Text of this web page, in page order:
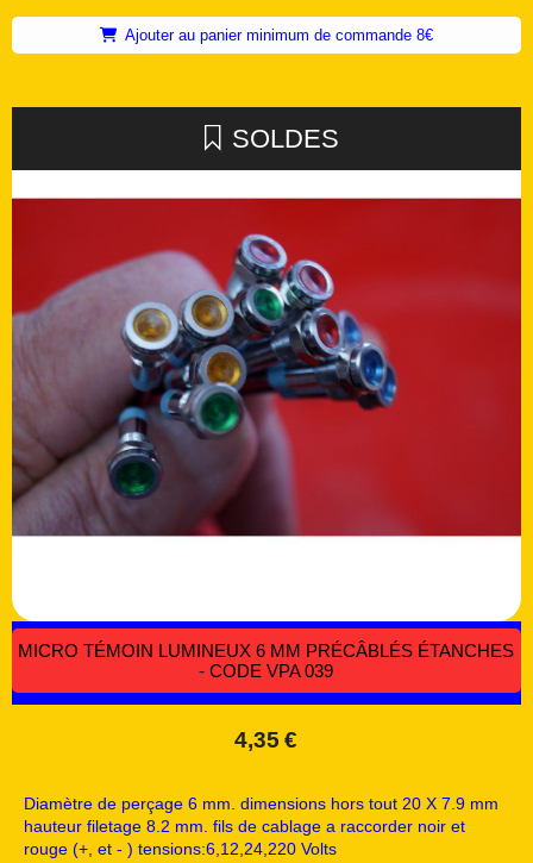
Ajouter au panier minimum de commande 8€
SOLDES
MICRO TÉMOIN LUMINEUX 6 MM PRÉCÂBLÉS ÉTANCHES
- CODE VPA 039
4,35 €
Diamètre de perçage 6 mm. dimensions hors tout 20 X 7.9 mm
hauteur filetage 8.2 mm. fils de cablage a raccorder noir et
rouge (+, et - ) tensions:6,12,24,220 Volts